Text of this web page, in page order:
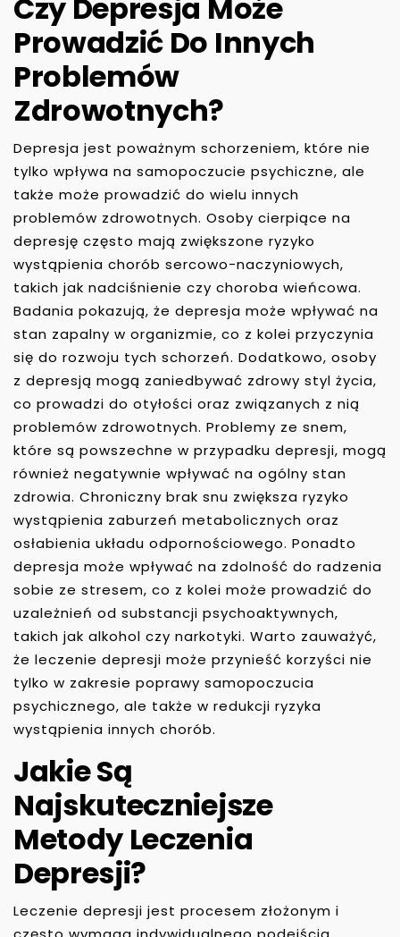
Czy Depresja Może
Prowadzić Do Innych
Problemów
Zdrowotnych?
Depresja jest poważnym schorzeniem, które nie
tylko wpływa na samopoczucie psychiczne, ale
także może prowadzić do wielu innych
problemów zdrowotnych. Osoby cierpiące na
depresję często mają zwiększone ryzyko
wystąpienia chorób sercowo-naczyniowych,
takich jak nadciśnienie czy choroba wieńcowa.
Badania pokazują, że depresja może wpływać na
stan zapalny w organizmie, co z kolei przyczynia
się do rozwoju tych schorzeń. Dodatkowo, osoby
z depresją mogą zaniedbywać zdrowy styl życia,
co prowadzi do otyłości oraz związanych z nią
problemów zdrowotnych. Problemy ze snem,
które są powszechne w przypadku depresji, mogą
również negatywnie wpływać na ogólny stan
zdrowia. Chroniczny brak snu zwiększa ryzyko
wystąpienia zaburzeń metabolicznych oraz
osłabienia układu odpornościowego. Ponadto
depresja może wpływać na zdolność do radzenia
sobie ze stresem, co z kolei może prowadzić do
uzależnień od substancji psychoaktywnych,
takich jak alkohol czy narkotyki. Warto zauważyć,
że leczenie depresji może przynieść korzyści nie
tylko w zakresie poprawy samopoczucia
psychicznego, ale także w redukcji ryzyka
wystąpienia innych chorób.
Jakie Są
Najskuteczniejsze
Metody Leczenia
Depresji?
Leczenie depresji jest procesem złożonym i